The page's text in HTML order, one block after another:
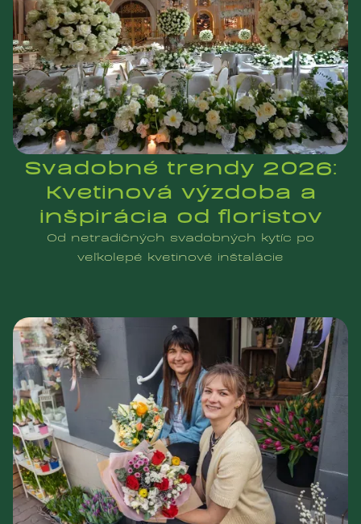
Svadobné trendy 2026:
Kvetinová výzdoba a
inšpirácia od floristov
Od netradičných svadobných kytíc po
veľkolepé kvetinové inštalácie